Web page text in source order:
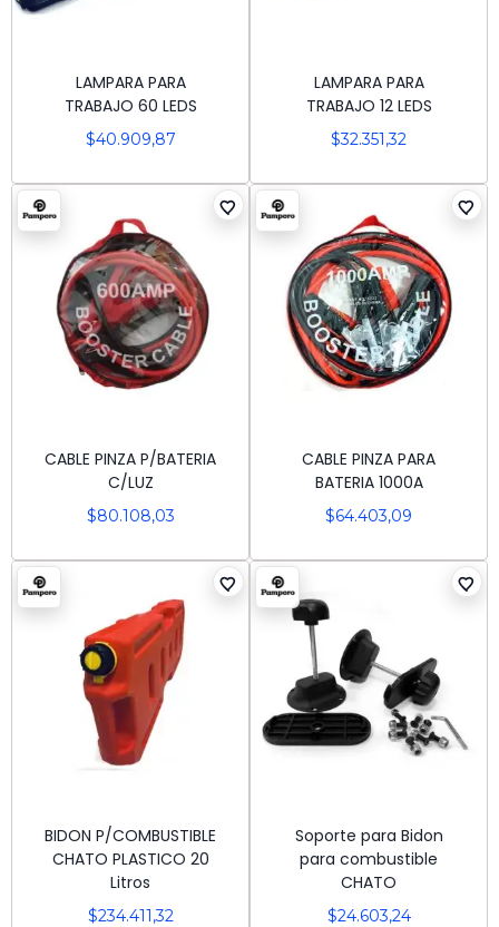
LAMPARA PARA
TRABAJO 60 LEDS
$40.909,87
LAMPARA PARA
TRABAJO 12 LEDS
$32.351,32
CABLE PINZA P/BATERIA
C/LUZ
$80.108,03
CABLE PINZA PARA
BATERIA 1000A
$64.403,09
BIDON P/COMBUSTIBLE
CHATO PLASTICO 20
Litros
$234.411,32
Soporte para Bidon
para combustible
CHATO
$24.603,24